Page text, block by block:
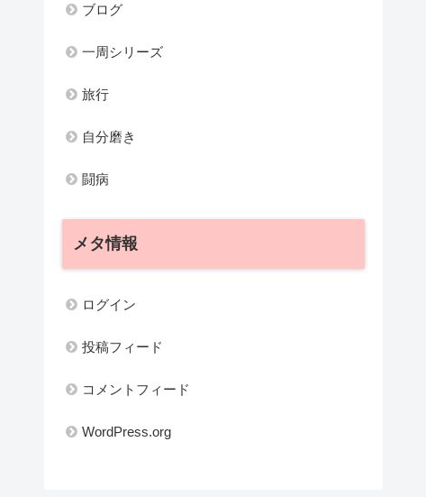
ブログ
一周シリーズ
旅行
自分磨き
闘病
メタ情報
ログイン
投稿フィード
コメントフィード
WordPress.org